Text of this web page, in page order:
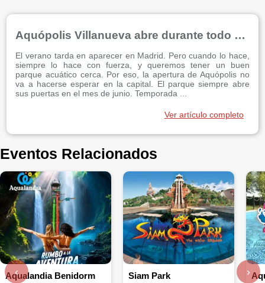
Aquópolis Villanueva abre durante todo el verano
El verano tarda en aparecer en Madrid. Pero cuando lo hace,
siempre lo hace con fuerza, y queremos tener un buen
parque acuático cerca. Por eso, la apertura de Aquópolis no
va a hacerse esperar en la capital. El parque siempre abre
sus puertas en el mes de junio. Temporada ...
Ver artículo completo
Eventos Relacionados
Aqualandia Benidorm Siam Park
‹ ›